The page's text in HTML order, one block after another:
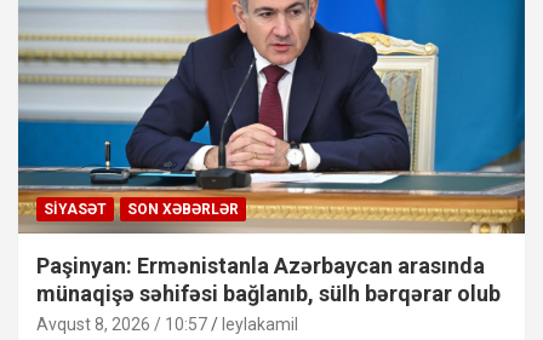
SIYASƏT SON XƏBƏRLƏR
Paşinyan: Ermənistanla Azərbaycan arasında
münaqişə səhifəsi bağlanıb, sülh bərqərar olub
Avqust 8, 2026 / 10:57 leylakamil